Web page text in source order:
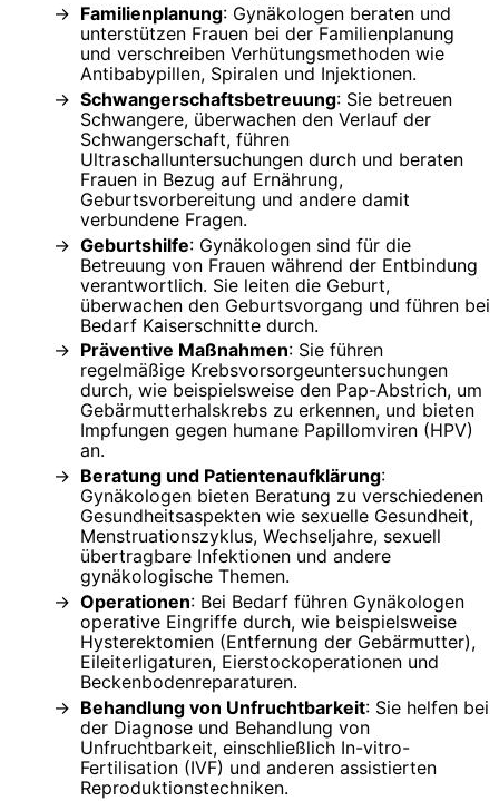
Familienplanung: Gynäkologen beraten und
unterstützen Frauen bei der Familienplanung
und verschreiben Verhütungsmethoden wie
Antibabypillen, Spiralen und Injektionen.
Schwangerschaftsbetreuung: Sie betreuen
Schwangere, überwachen den Verlauf der
Schwangerschaft, führen
Ultraschalluntersuchungen durch und beraten
Frauen in Bezug auf Ernährung,
Geburtsvorbereitung und andere damit
verbundene Fragen.
Geburtshilfe: Gynäkologen sind für die
Betreuung von Frauen während der Entbindung
verantwortlich. Sie leiten die Geburt,
überwachen den Geburtsvorgang und führen bei
Bedarf Kaiserschnitte durch.
Präventive Maßnahmen: Sie führen
regelmäßige Krebsvorsorgeuntersuchungen
durch, wie beispielsweise den Pap-Abstrich, um
Gebärmutterhalskrebs zu erkennen, und bieten
Impfungen gegen humane Papillomviren (HPV)
an.
Beratung und Patientenaufklärung:
Gynäkologen bieten Beratung zu verschiedenen
Gesundheitsaspekten wie sexuelle Gesundheit,
Menstruationszyklus, Wechseljahre, sexuell
übertragbare Infektionen und andere
gynäkologische Themen.
Operationen: Bei Bedarf führen Gynäkologen
operative Eingriffe durch, wie beispielsweise
Hysterektomien (Entfernung der Gebärmutter),
Eileiterligaturen, Eierstockoperationen und
Beckenbodenreparaturen.
Behandlung von Unfruchtbarkeit: Sie helfen bei
der Diagnose und Behandlung von
Unfruchtbarkeit, einschließlich In-vitro-
Fertilisation (IVF) und anderen assistierten
Reproduktionstechniken.